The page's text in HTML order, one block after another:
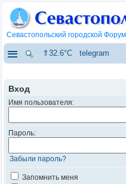
Севастопольский городской Форум
⇑32.6°C telegram
Вход
Имя пользователя:
Пароль:
Забыли пароль?
Запомнить меня